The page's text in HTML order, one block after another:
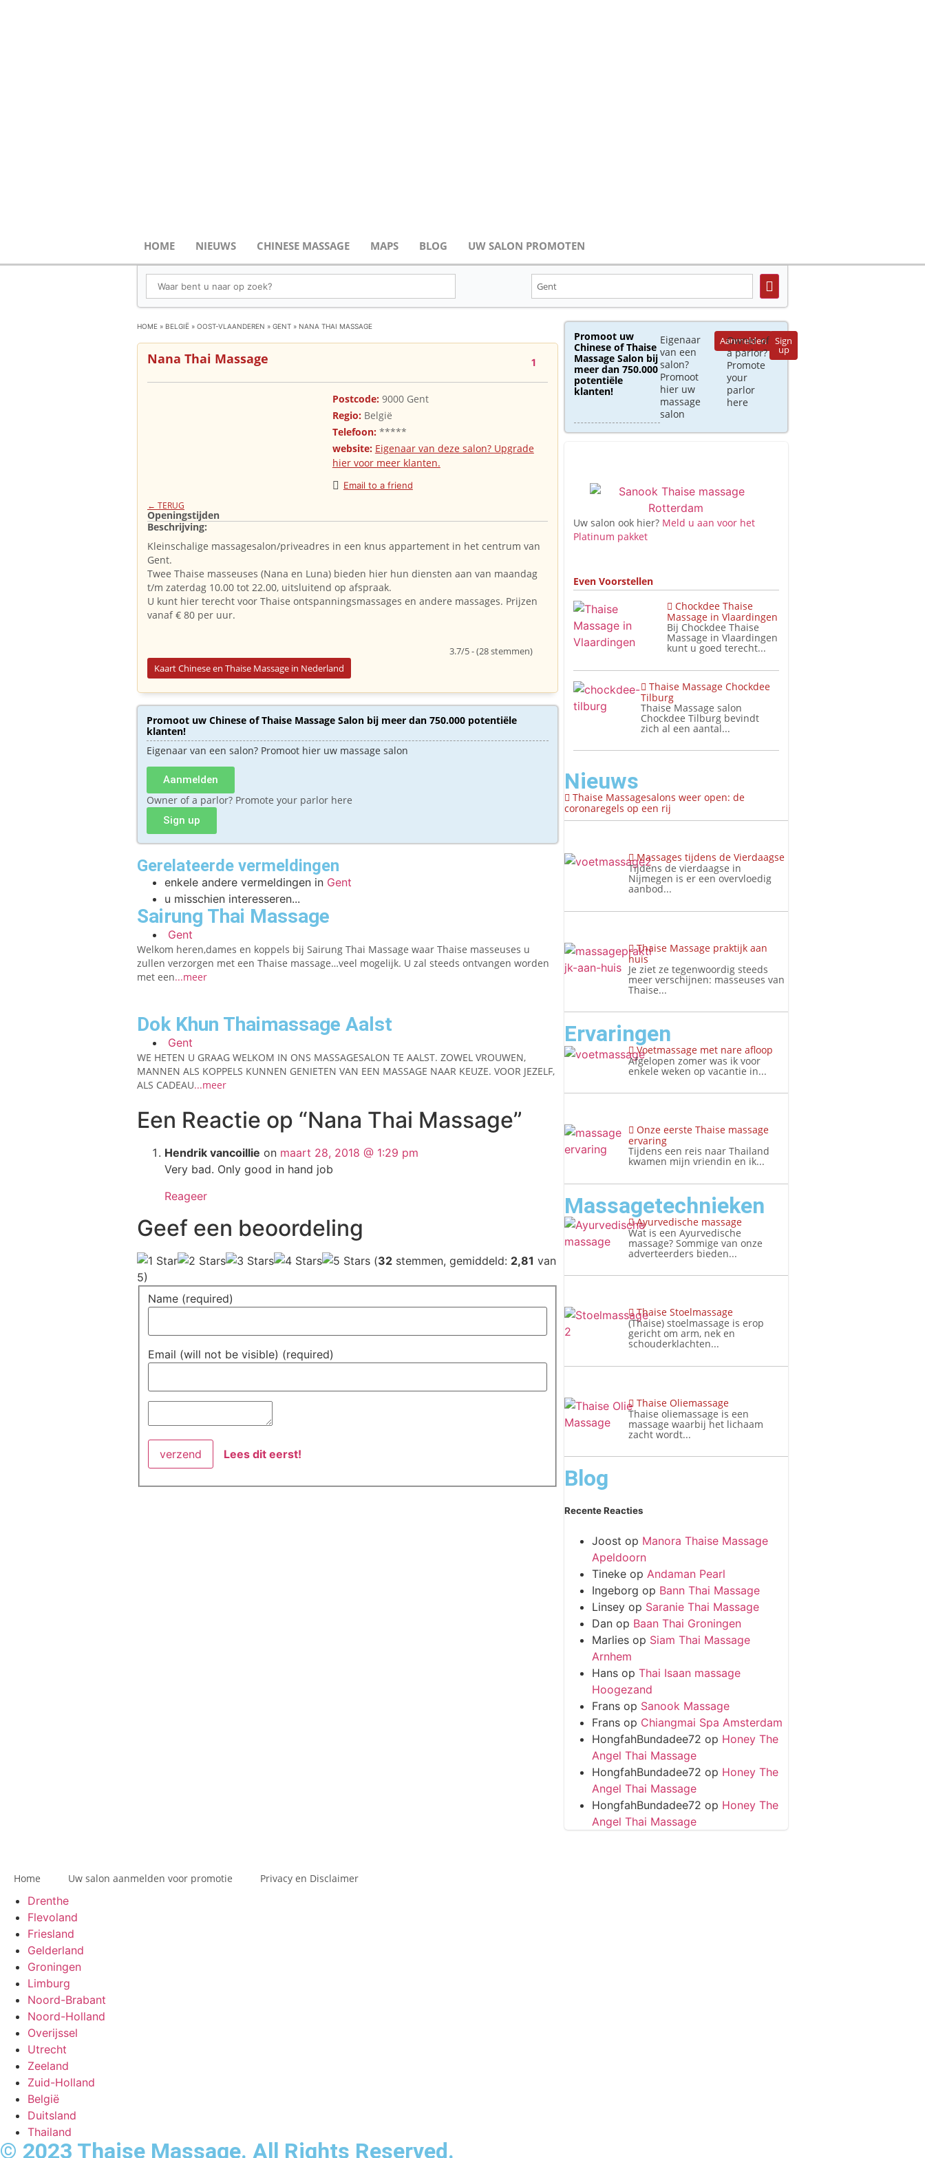
HOME NIEUWS CHINESE MASSAGE MAPS BLOG UW SALON PROMOTEN
HOME » BELGIË » OOST-VLAANDEREN » GENT » NANA THAI MASSAGE
Nana Thai Massage 1
Postcode: 9000 Gent
Regio: België
Telefoon:*****
website: Eigenaar van deze salon? Upgrade
hier voor meer klanten.
Email to a friend
← TERUG
Openingstijden
Beschrijving:
Kleinschalige massagesalon/priveadres in een knus appartement in het centrum van
Gent.
Twee Thaise masseuses (Nana en Luna) bieden hier hun diensten aan van maandag
t/m zaterdag 10.00 tot 22.00, uitsluitend op afspraak.
U kunt hier terecht voor Thaise ontspanningsmassages en andere massages. Prijzen
vanaf € 80 per uur.
3.7/5 - (28 stemmen)
Kaart Chinese en Thaise Massage in Nederland
Promoot uw Chinese of Thaise Massage Salon bij meer dan 750.000 potentiële
klanten!
Eigenaar van een salon? Promoot hier uw massage salon
Aanmelden
Owner of a parlor? Promote your parlor here
Sign up
Gerelateerde vermeldingen
enkele andere vermeldingen in Gent
u misschien interesseren...
Sairung Thai Massage
Gent
Welkom heren,dames en koppels bij Sairung Thai Massage waar Thaise masseuses u
zullen verzorgen met een Thaise massage…veel mogelijk. U zal steeds ontvangen worden
met een...meer
Dok Khun Thaimassage Aalst
Gent
WE HETEN U GRAAG WELKOM IN ONS MASSAGESALON TE AALST. ZOWEL VROUWEN,
MANNEN ALS KOPPELS KUNNEN GENIETEN VAN EEN MASSAGE NAAR KEUZE. VOOR JEZELF,
ALS CADEAU...meer
Een Reactie op “Nana Thai Massage”
Hendrik vancoillie on maart 28, 2018 @ 1:29 pm
Very bad. Only good in hand job
Reageer
Geef een beoordeling
(32 stemmen, gemiddeld: 2,81 van
5)
Name (required)
Email (will not be visible) (required)
Lees dit eerst!
Promoot uw
Chinese of Thaise
Massage Salon bij
meer dan 750.000
potentiële
klanten!
Eigenaar
van een
salon?
Promoot
hier uw
massage
salon
Aanmelden
Owner of
a parlor?
Promote
your
parlor
here
Sign
up
Uw salon ook hier? Meld u aan voor het
Platinum pakket
Even Voorstellen
Chockdee Thaise
Massage in Vlaardingen
Bij Chockdee Thaise
Massage in Vlaardingen
kunt u goed terecht...
Thaise Massage Chockdee
Tilburg
Thaise Massage salon
Chockdee Tilburg bevindt
zich al een aantal...
Nieuws
Thaise Massagesalons weer open: de
coronaregels op een rij
Massages tijdens de Vierdaagse
Tijdens de vierdaagse in
Nijmegen is er een overvloedig
aanbod...
Thaise Massage praktijk aan
huis
Je ziet ze tegenwoordig steeds
meer verschijnen: masseuses van
Thaise...
Ervaringen
Voetmassage met nare afloop
Afgelopen zomer was ik voor
enkele weken op vacantie in...
Onze eerste Thaise massage
ervaring
Tijdens een reis naar Thailand
kwamen mijn vriendin en ik...
Massagetechnieken
Ayurvedische massage
Wat is een Ayurvedische
massage? Sommige van onze
adverteerders bieden...
Thaise Stoelmassage
(Thaise) stoelmassage is erop
gericht om arm, nek en
schouderklachten...
Thaise Oliemassage
Thaise oliemassage is een
massage waarbij het lichaam
zacht wordt...
Blog
Recente Reacties
Joost op Manora Thaise Massage
Apeldoorn
Tinekeop Andaman Pearl
Ingeborg op Bann Thai Massage
Linseyop Saranie Thai Massage
Danop Baan Thai Groningen
Marliesop Siam Thai Massage
Arnhem
Hansop Thai Isaan massage
Hoogezand
Fransop Sanook Massage
Fransop Chiangmai Spa Amsterdam
HongfahBundadee72 op Honey The
Angel Thai Massage
HongfahBundadee72 op Honey The
Angel Thai Massage
HongfahBundadee72 op Honey The
Angel Thai Massage
Home Uw salon aanmelden voor promotie Privacy en Disclaimer
Drenthe
Flevoland
Friesland
Gelderland
Groningen
Limburg
Noord-Brabant
Noord-Holland
Overijssel
Utrecht
Zeeland
Zuid-Holland
België
Duitsland
Thailand
© 2023 Thaise Massage. All Rights Reserved.